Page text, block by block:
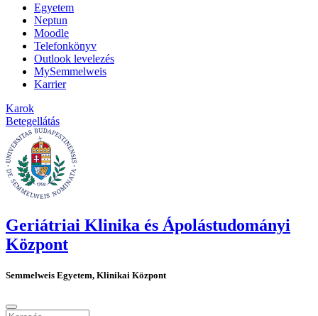
Egyetem
Neptun
Moodle
Telefonkönyv
Outlook levelezés
MySemmelweis
Karrier
Karok
Betegellátás
Geriátriai Klinika és Ápolástudományi
Központ
Semmelweis Egyetem, Klinikai Központ